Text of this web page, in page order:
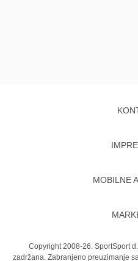
MOBILNE
Copyright 2008-26. SportSport
zadržana. Zabranjeno preuzimanje